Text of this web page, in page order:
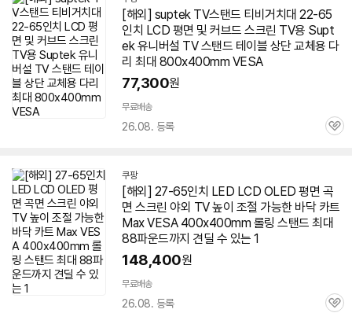
[해외] suptek TV스탠드 티비거치대 22-65
인치 LCD 평면 및 커브드 스크린 TV용 Supt
ek 유니버설 TV스탠드 테이블 상단 교체용 다
리 최대 800x400mm VESA
77,300원
무료배송
26.08. 등록
관
쿠팡
[해외] 27-65인치 LED LCD OLED 평면 곡
면 스크린 야외 TV높이 조절 가능한 바닥 카트
Max VESA 400x400mm 롤링 스탠드 최대
88파운드까지 견딜 수 있는 1
148,400원
무료배송
26.08. 등록
관